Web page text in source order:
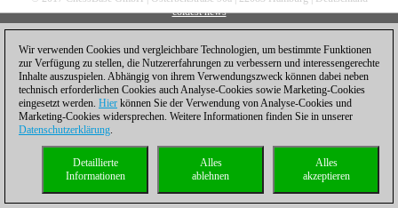
coldest news
Wir verwenden Cookies und vergleichbare Technologien, um bestimmte Funktionen
zur Verfügung zu stellen, die Nutzererfahrungen zu verbessern und interessengerechte
Inhalte auszuspielen. Abhängig von ihrem Verwendungszweck können dabei neben
technisch erforderlichen Cookies auch Analyse-Cookies sowie Marketing-Cookies
eingesetzt werden. Hier können Sie der Verwendung von Analyse-Cookies und
Marketing-Cookies widersprechen. Weitere Informationen finden Sie in unserer
Datenschutzerklärung.
Alles
akzeptieren
Alles
ablehnen
Detaillierte
Informationen